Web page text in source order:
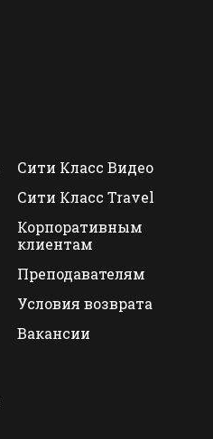
Сити Класс Видео
Сити Класс Travel
Корпоративным
клиентам
Преподавателям
Условия возврата
Вакансии